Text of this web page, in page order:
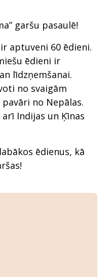
garšu pasaulē!
aptuveni 60 ēdieni.
ēdieni ir
līdzņemšanai.
no svaigām
no Nepālas.
Indijas un Ķīnas
ēdienus, kā